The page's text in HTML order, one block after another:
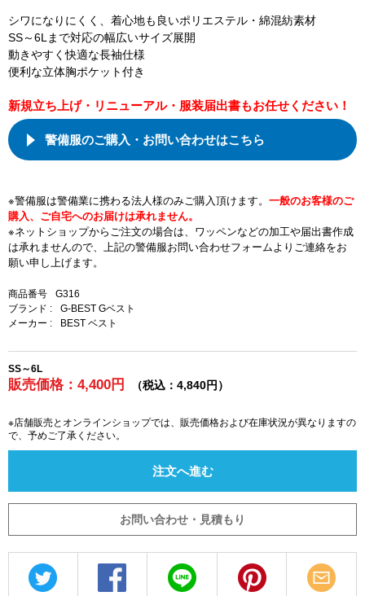
シワになりにくく、着心地も良いポリエステル・綿混紡素材
SS～6Lまで対応の幅広いサイズ展開
動きやすく快適な長袖仕様
便利な立体胸ポケット付き
新規立ち上げ・リニューアル・服装届出書もお任せください！
警備服のご購入・お問い合わせはこちら
※警備服は警備業に携わる法人様のみご購入頂けます。 一般のお客様のご
購入、ご自宅へのお届けは承れません。
※ネットショップからご注文の場合は、ワッペンなどの加工や届出書作成
は承れませんので、上記の警備服お問い合わせフォームよりご連絡をお
願い申し上げます。
商品番号
G316
ブランド :
G-BEST Gベスト
メーカー :
BEST ベスト
SS～6L
販売価格：4,400円 （税込：4,840円）
※店舗販売とオンラインショップでは、販売価格および在庫状況が異なりますの
で、予めご了承ください。
注文へ進む
お問い合わせ・見積もり